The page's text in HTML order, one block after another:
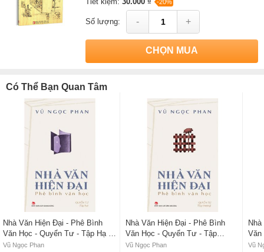
-20%
Số lượng: - +
CHỌN MUA
Có Thể Bạn Quan Tâm
Nhà Văn Hiện Đại - Phê Bình
Văn Học - Quyển Tư - Tập Hạ -
Vũ Ngọc Phan
Vũ Ngọc Phan
Nhà Văn Hiện Đại - Phê Bình
Văn Học - Quyển Tư - Tập
Thượng - Vũ Ngọc Phan
Vũ Ngọc Phan
Văn
Vũ